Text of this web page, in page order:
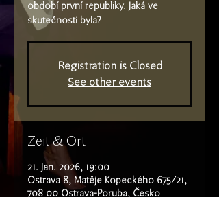
období první republiky. Jaká ve
skutečnosti byla?
Registration is Closed
See other events
Zeit & Ort
21. Jan. 2026, 19:00
Ostrava 8, Matěje Kopeckého 675/21,
708 00 Ostrava-Poruba, Česko